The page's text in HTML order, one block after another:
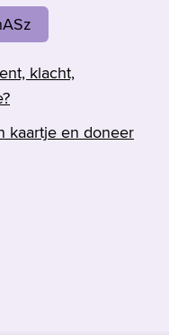
klacht,
kaartje en doneer